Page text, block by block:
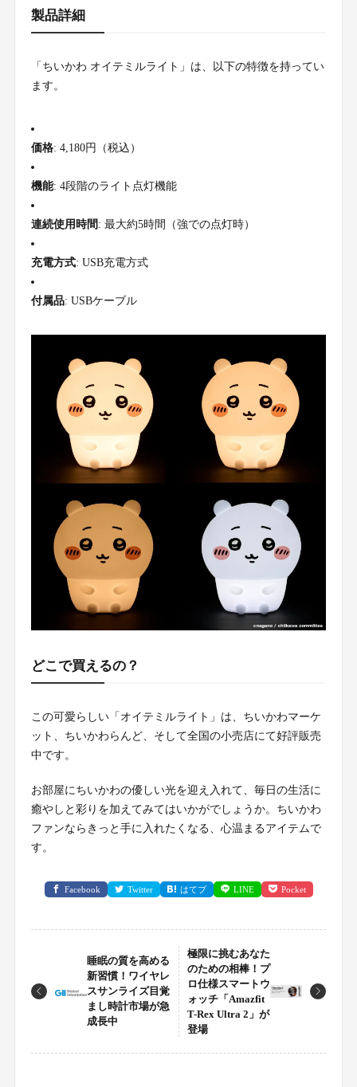
製品詳細
「ちいかわ オイテミルライト」は、以下の特徴を持ってい
ます。
価格: 4,180円（税込）
機能: 4段階のライト点灯機能
連続使用時間 : 最大約5時間（強での点灯時）
充電方式: USB充電方式
付属品: USBケーブル
どこで買えるの？
この可愛らしい「オイテミルライト」は、ちいかわマーケ
ット、ちいかわらんど、そして全国の小売店にて好評販売
中です。
お部屋にちいかわの優しい光を迎え入れて、毎日の生活に
癒やしと彩りを加えてみてはいかがでしょうか。ちいかわ
ファンならきっと手に入れたくなる、心温まるアイテムで
す。
Facebook Twitter はてブ LINE Pocket
睡眠の質を高める
新習慣！ワイヤレ
スサンライズ目覚
まし時計市場が急
成長中
極限に挑むあなた
のための相棒！プ
ロ仕様スマートウ
ォッチ「Amazfit
T-Rex Ultra 2」が
登場